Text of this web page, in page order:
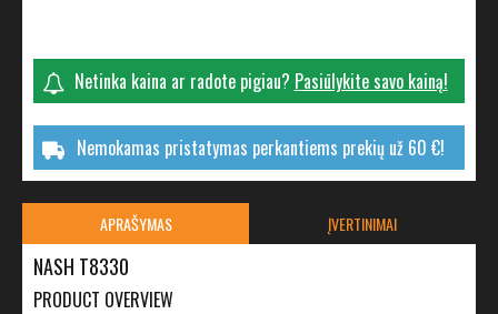
Netinka kaina ar radote pigiau? Pasiūlykite savo kainą!
Nemokamas pristatymas perkantiems prekių už 60 €!
APRAŠYMAS ĮVERTINIMAI
NASH T8330
PRODUCT OVERVIEW